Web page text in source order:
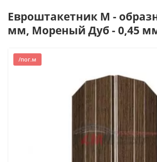
Евроштакетник М -
мм, Мореный Дуб - 0,45
/пог.м